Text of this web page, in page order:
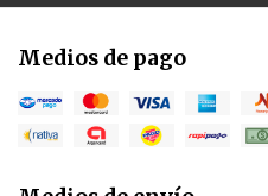
Medios de pago